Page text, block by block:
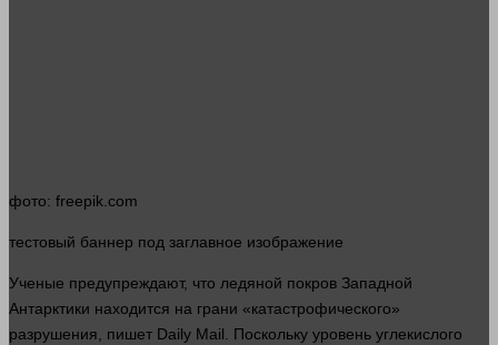
фото: freepik.com
тестовый баннер под заглавное изображение
Ученые предупреждают, что ледяной покров Западной
Антарктики находится на грани «катастрофического»
разрушения, пишет Daily Mail. Поскольку уровень углекислого